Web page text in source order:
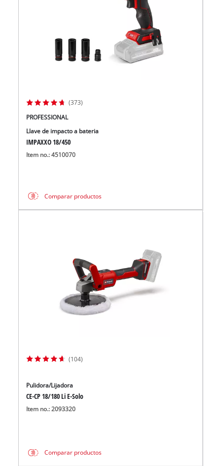
(373)
PROFESSIONAL
Llave de impacto a bateria
IMPAXXO 18/450
Item no.: 4510070
Comparar productos
(104)
Pulidora/Lijadora
CE-CP 18/180 Li E-Solo
Item no.: 2093320
Comparar productos